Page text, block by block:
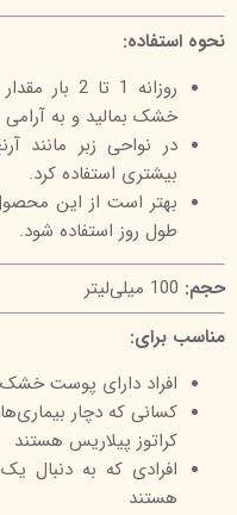
نحوه استفاده:
روزانه 1 تا
خشک بمالید و به
در نواحی زبر مانند
بیشتری استفاده کرد.
بهتر است از این
طول روز استفاده شود.
حجم:
مناسب برای:
افراد دارای پوست
کسانی که دچار
کراتوز پیلاریس هستند
افرادی که به دنبال
هستند